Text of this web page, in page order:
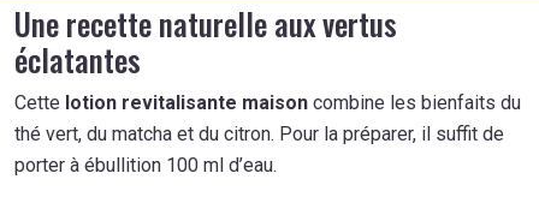
Une recette naturelle aux vertus
éclatantes
Cette lotion revitalisante maison combine les bienfaits du
thé vert, du matcha et du citron. Pour la préparer, il suffit de
porter à ébullition 100 ml d’eau.